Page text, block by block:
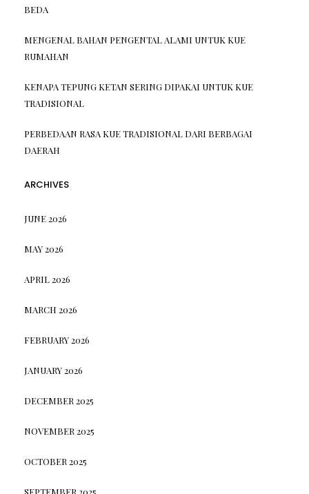
BEDA
MENGENAL BAHAN PENGENTAL ALAMI UNTUK KUE
RUMAHAN
KENAPA TEPUNG KETAN SERING DIPAKAI UNTUK KUE
TRADISIONAL
PERBEDAAN RASA KUE TRADISIONAL DARI BERBAGAI
DAERAH
ARCHIVES
JUNE 2026
MAY 2026
APRIL 2026
MARCH 2026
FEBRUARY 2026
JANUARY 2026
DECEMBER 2025
NOVEMBER 2025
OCTOBER 2025